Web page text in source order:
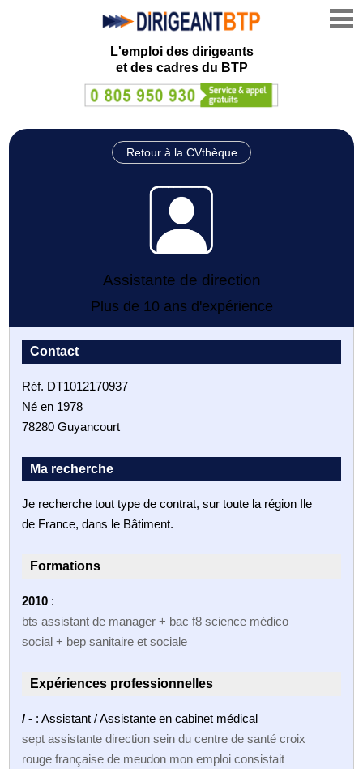
L'emploi des dirigeants
et des cadres du BTP
Retour à la CVthèque
Assistante de direction
Plus de 10 ans d'expérience
Contact
Réf. DT1012170937
Né en 1978
78280 Guyancourt
Ma recherche
Je recherche tout type de contrat, sur toute la région Ile
de France, dans le Bâtiment.
Formations
2010 :
bts assistant de manager + bac f8 science médico
social + bep sanitaire et sociale
Expériences professionnelles
/ - : Assistant / Assistante en cabinet médical
sept assistante direction sein du centre de santé croix
rouge française de meudon mon emploi consistait